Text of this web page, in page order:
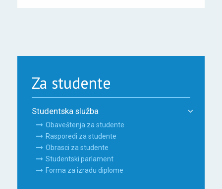
Za studente
Studentska služba
Obaveštenja za studente
Rasporedi za studente
Obrasci za studente
Studentski parlament
Forma za izradu diplome